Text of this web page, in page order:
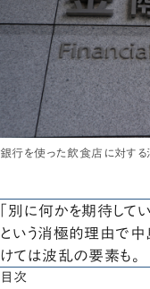
銀行を使った飲食店に対す
「別に何かを期待して
という消極的理由で
けては波乱の要素も。
目次